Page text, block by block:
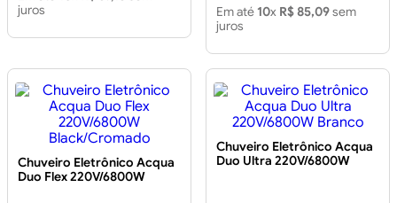
juros
Em até 10x R$ 85,09sem
juros
Chuveiro Eletrônico Acqua
Duo Flex 220V/6800W
Chuveiro Eletrônico Acqua
Duo Ultra 220V/6800W